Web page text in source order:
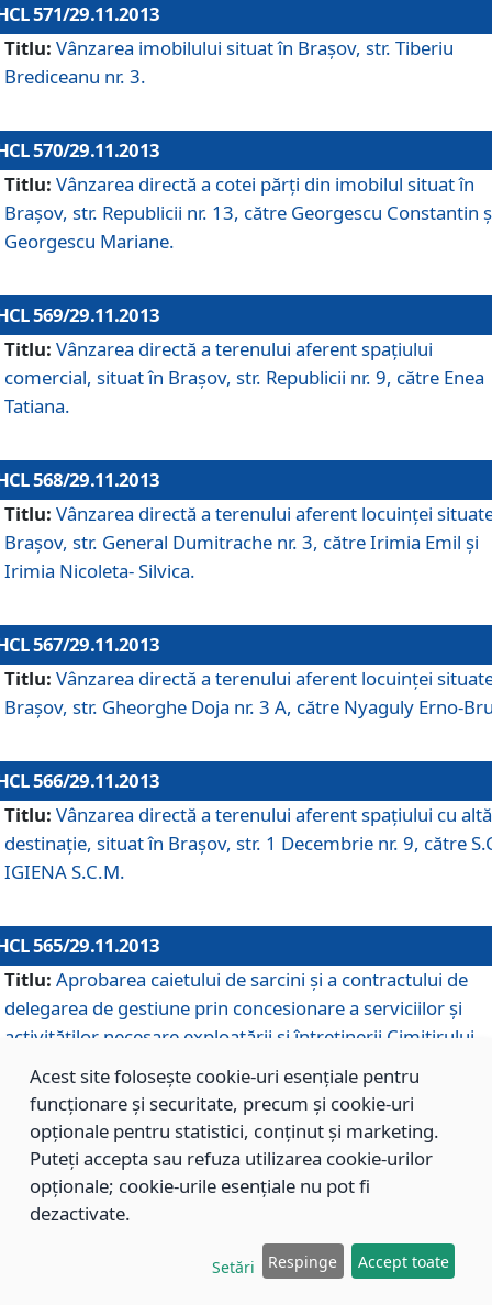
571/29.11.2013
Titlu: Vânzarea imobilului situat în Braşov, str. Tiberiu
Brediceanu nr. 3.
570/29.11.2013
Titlu: Vânzarea directă a cotei părţi din imobilul situat în
Braşov, str. Republicii nr. 13, către Georgescu Constantin
Georgescu Mariane.
569/29.11.2013
Titlu: Vânzarea directă a terenului aferent spaţiului
comercial, situat în Braşov, str. Republicii nr. 9, către Enea
Tatiana.
568/29.11.2013
Titlu: Vânzarea directă a terenului aferent locuinţei
Braşov, str. General Dumitrache nr. 3, către Irimia Emil şi
Irimia Nicoleta- Silvica.
567/29.11.2013
Titlu: Vânzarea directă a terenului aferent locuinţei
Braşov, str. Gheorghe Doja nr. 3 A, către Nyaguly Erno-
566/29.11.2013
Titlu: Vânzarea directă a terenului aferent spaţiului cu altă
destinaţie, situat în Braşov, str. 1 Decembrie nr. 9, către
IGIENA S.C.M.
565/29.11.2013
Titlu: Aprobarea caietului de sarcini şi a contractului de
delegarea de gestiune prin concesionare a serviciilor şi
activităţilor necesare exploatării şi întreţinerii Cimitirului
Municipal Braşov situat în str. Dimitrie Anghel nr. 19.
564/29.11.2013
Titlu: Completarea şi modificarea H.C.L. nr. 446/2013,
care s-a aprobat studiul de fundamentare pentru
Acest site folosește cookie-uri esențiale pentru
funcționare și securitate, precum și cookie-uri
opționale pentru statistici, conținut și marketing.
Puteți accepta sau refuza utilizarea cookie-urilor
opționale; cookie-urile esențiale nu pot fi
dezactivate.
Setări Respinge Accept toate